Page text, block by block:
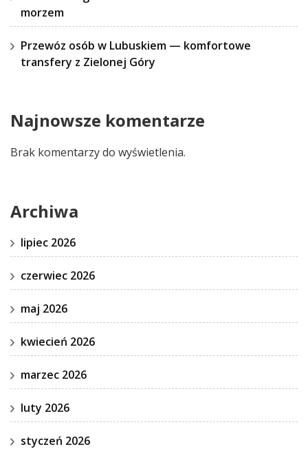
morzem
Przewóz osób w Lubuskiem — komfortowe
transfery z Zielonej Góry
Najnowsze komentarze
Brak komentarzy do wyświetlenia.
Archiwa
lipiec 2026
czerwiec 2026
maj 2026
kwiecień 2026
marzec 2026
luty 2026
styczeń 2026